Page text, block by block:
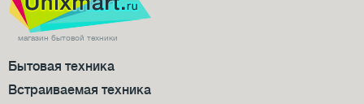
магазин бытовой техники
Бытовая техника
Встраиваемая техника